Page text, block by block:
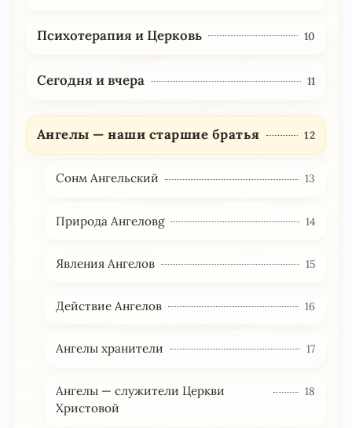
Психотерапия и Церковь 10
Сегодня и вчера 11
Ангелы — наши старшие братья 12
Сонм Ангельский 13
Природа Ангеловg 14
Явления Ангелов 15
Действие Ангелов 16
Ангелы хранители 17
Ангелы — служители Церкви
Христовой
18